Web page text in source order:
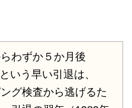
わずか５か月後
いう早い引退は、
グ検査から逃げるた